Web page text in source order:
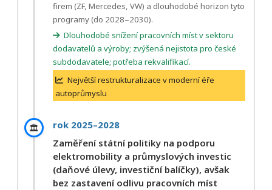
firem (ZF, Mercedes, VW) a dlouhodobé horizon tyto
programy (do 2028–2030).
Dlouhodobé snížení pracovních míst v sektoru
dodavatelů a výroby; zvýšená nejistota pro české
subdodavatele; potřeba rekvalifikací.
Největší restrukturalizace v moderní éře
autoprůmyslu
🏛️
rok 2025–2028
Zaměření státní politiky na podporu
elektromobility a průmyslových investic
(daňové úlevy, investiční balíčky), avšak
bez zastavení odlivu pracovních míst